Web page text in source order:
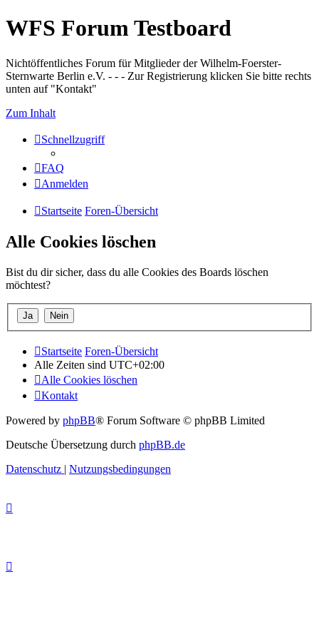
WFS Forum Testboard
Nichtöffentliches Forum für Mitglieder der Wilhelm-Foerster-
Sternwarte Berlin e.V. - - - Zur Registrierung klicken Sie bitte rechts
unten auf "Kontakt"
Zum Inhalt
Schnellzugriff
FAQ
Anmelden
Startseite Foren-Übersicht
Alle Cookies löschen
Bist du dir sicher, dass du alle Cookies des Boards löschen
möchtest?
Startseite Foren-Übersicht
Alle Zeiten sind UTC+02:00
Alle Cookies löschen
Kontakt
Powered by phpBB® Forum Software © phpBB Limited
Deutsche Übersetzung durch phpBB.de
Datenschutz | Nutzungsbedingungen